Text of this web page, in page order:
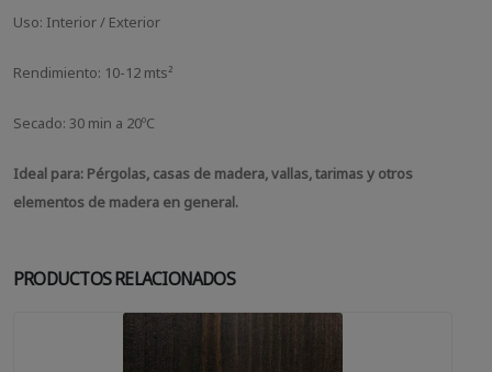
Uso: Interior / Exterior
Rendimiento: 10-12 mts²
Secado: 30 min a 20ºC
Ideal para: Pérgolas, casas de madera, vallas, tarimas y otros
elementos de madera en general.
PRODUCTOS RELACIONADOS